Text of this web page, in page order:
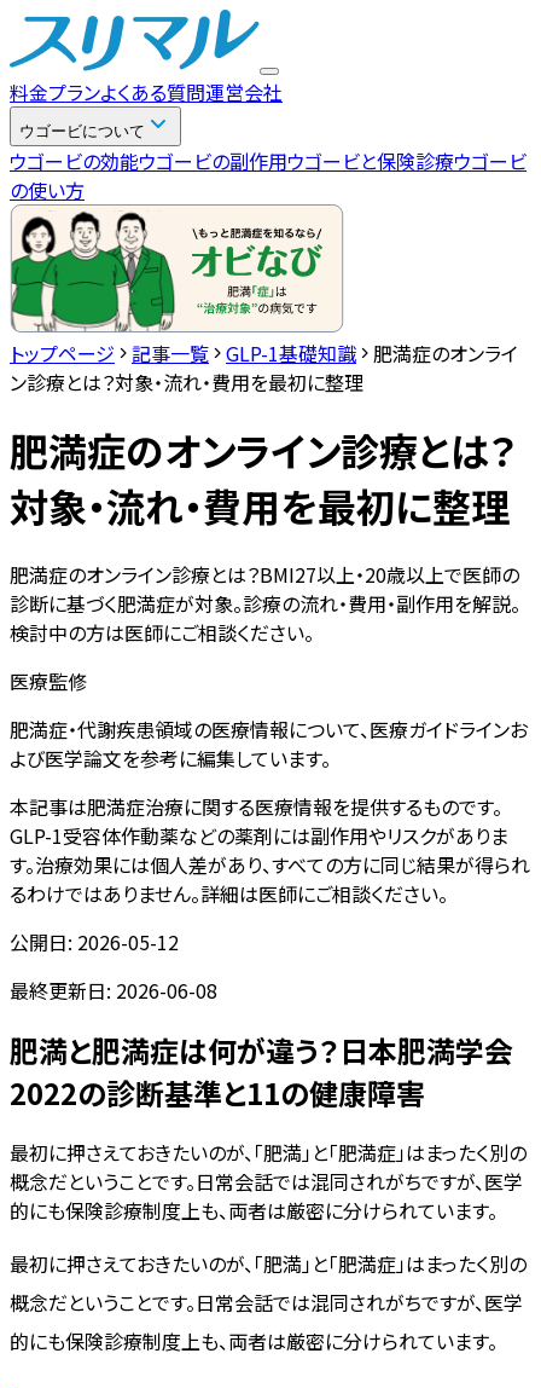
料金プランよくある質問運営会社
ウゴービについて
ウゴービの効能ウゴービの副作用ウゴービと保険診療ウゴービ
の使い方
トップページ 記事一覧 GLP-1基礎知識 肥満症のオンライ
ン診療とは？対象・流れ・費用を最初に整理
肥満症のオンライン診療とは？
対象・流れ・費用を最初に整理
肥満症のオンライン診療とは？BMI27以上・20歳以上で医師の
診断に基づく肥満症が対象。診療の流れ・費用・副作用を解説。
検討中の方は医師にご相談ください。
医療監修
肥満症・代謝疾患領域の医療情報について、医療ガイドラインお
よび医学論文を参考に編集しています。
本記事は肥満症治療に関する医療情報を提供するものです。
GLP-1受容体作動薬などの薬剤には副作用やリスクがありま
す。治療効果には個人差があり、すべての方に同じ結果が得られ
るわけではありません。詳細は医師にご相談ください。
公開日: 2026-05-12
最終更新日: 2026-06-08
肥満と肥満症は何が違う？日本肥満学会
2022の診断基準と11の健康障害
最初に押さえておきたいのが、「肥満」と「肥満症」はまったく別の
概念だということです。日常会話では混同されがちですが、医学
的にも保険診療制度上も、両者は厳密に分けられています。
最初に押さえておきたいのが、「肥満」と「肥満症」はまったく別の
概念だということです。日常会話では混同されがちですが、医学
的にも保険診療制度上も、両者は厳密に分けられています。